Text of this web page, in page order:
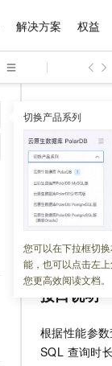
解决方案 权益
切换产品系列
您可以在下拉框切
能，也可以点击左
您更高效阅读文档。
更新时间：
调用
接口说明
根据性能参
SQL 查询时
大模型
文本生成
Qwen3.8-Max
智能体时代全能旗
Qwen3.7-Plus
Qwen3-VL-Plus
精选产品
大模型服务平台百炼
大模型服务与应用平
千问大模型
多元化、高性能、
无影云电脑
随时随地安全接入的
云解析DNS
面向分析的企业级
精选解决方案
睿译宝，AI翻译排
上传文档即自动完
GLM-5.2：长任
Hermes Agent，
自主进化，持久记忆
快速拥有专属
普惠上云
普惠上云 官方力荐
云服务器38元/年起
官方推荐返现计划
推荐新用户得奖励
云工开物
高校专属算力普惠
免费试用
最高领取价值200
产品定价
了解云产品的定价详
云上成本管理
管理和优化成本
精选商城
网站建设
多端小程序
Salesforce 国际
友盟天域
观测云
Tuya 物联网平台
蓝凌 OA
电子合同
畅捷通
成为销售伙伴
分销伙伴
咨询伙伴
销售伙伴合作计
Salesforce On
Consulting Partner
AI 大模型销售与
售前咨询
在线服务
售后服务
自助服务
工单服务
短信专区
为什么选择阿
什么是云计算
技术领先
稳定可靠
安全合规
分析师报告
研究报告与白皮书
AI 算法大赛